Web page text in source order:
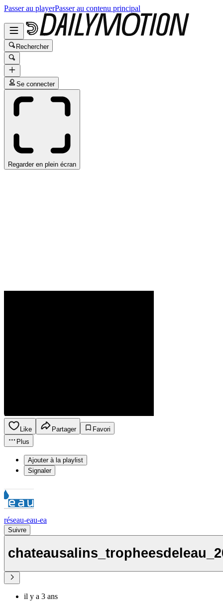
Passer au playerPasser au contenu principal
Rechercher
Se connecter
Regarder en plein écran
Like Partager
Favori
Plus
Ajouter à la playlist
Signaler
réseau-eau-ea
Suivre
il y a 3 ans